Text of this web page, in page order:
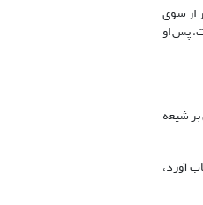
از سوی
پس او
191)، و با روایات او نمی‌توان بر شیعه
امیرالمومنین علی بن ابی طالب8از شهدا به حساب آورد،